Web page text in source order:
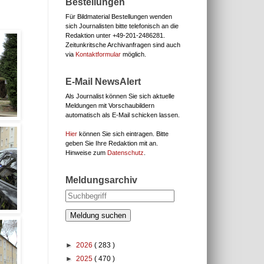
Bestellungen
Für Bildmaterial Bestellungen wenden
sich Journalisten bitte telefonisch an die
Redaktion unter +49-201-2486281.
Zeitunkritsche Archivanfragen sind auch
via Kontaktformular möglich.
E-Mail NewsAlert
Als Journalist können Sie sich aktuelle
Meldungen mit Vorschaubildern
automatisch als E-Mail schicken lassen.
Hier können Sie sich eintragen. Bitte
geben Sie Ihre Redaktion mit an.
Hinweise zum Datenschutz
Meldungsarchiv
Meldung suchen
► 2026 ( 283 )
► 2025 ( 470 )